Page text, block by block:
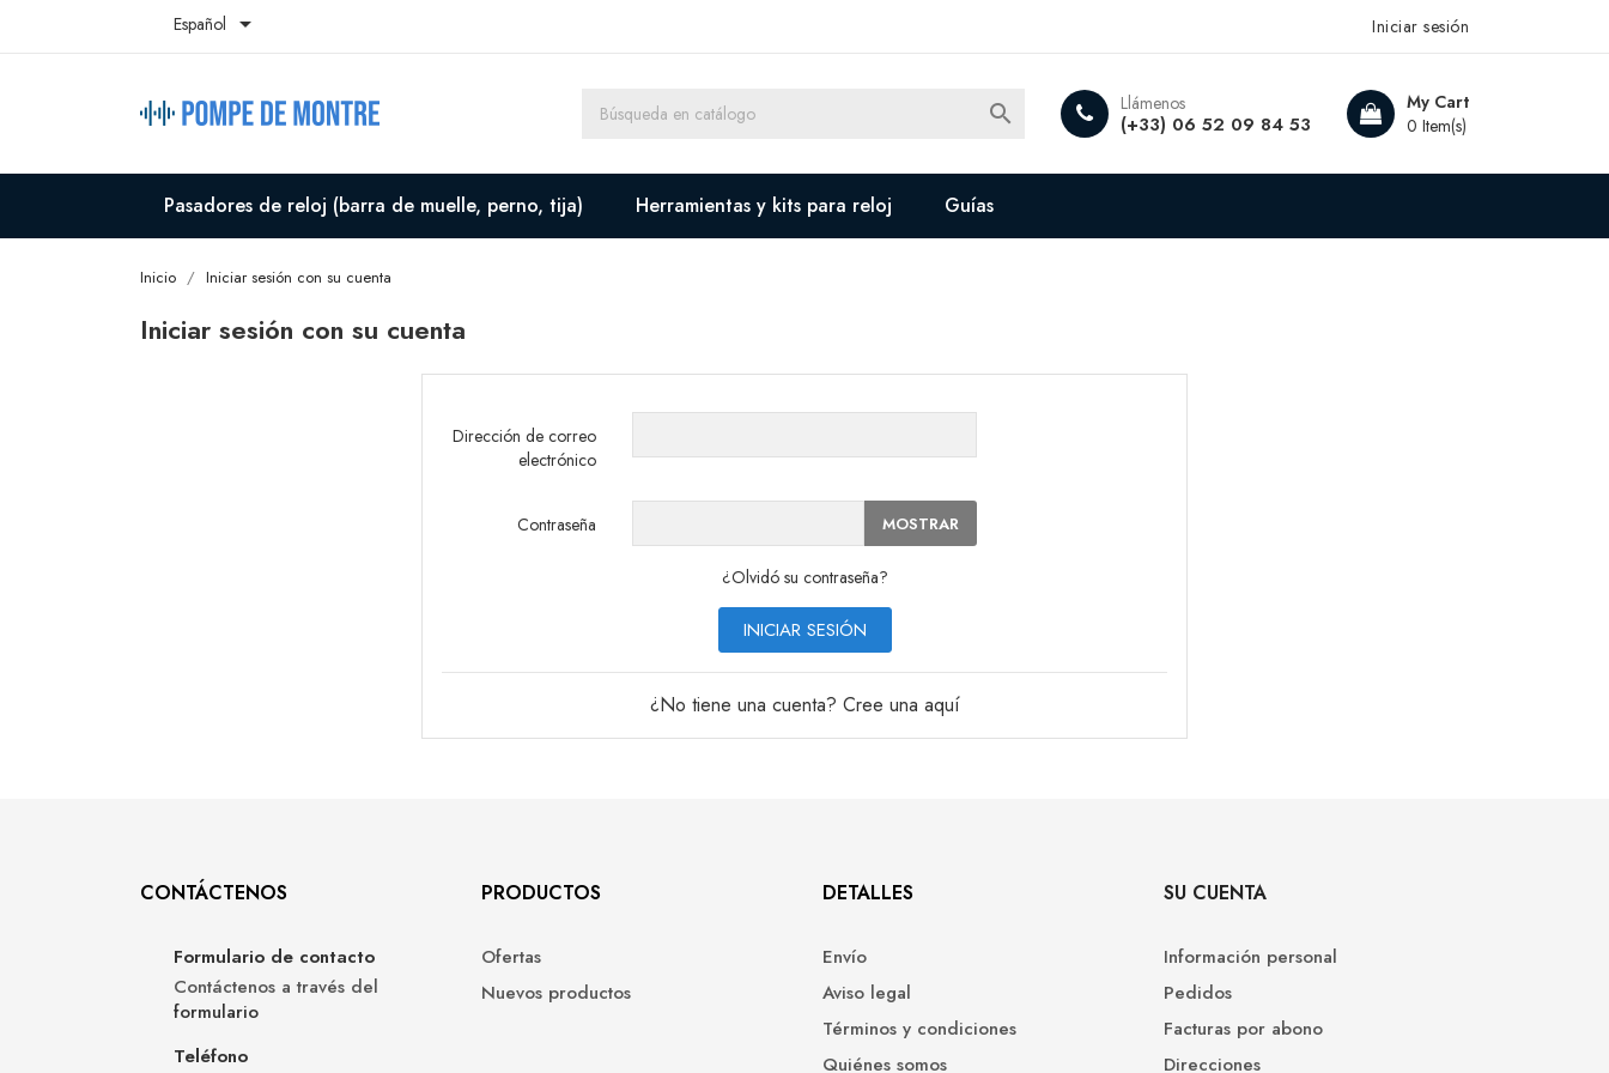
Español  Iniciar sesión
My Cart
0 Item(s)
Llámenos
(+33) 06 52 09 84 53

Pasadores de reloj (barra de muelle, perno, tija) Herramientas y kits para reloj Guías
Inicio Iniciar sesión con su cuenta
Iniciar sesión con su cuenta
Dirección de correo
electrónico
Contraseña MOSTRAR
¿Olvidó su contraseña?
INICIAR SESIÓN
¿No tiene una cuenta? Cree una aquí
CONTÁCTENOS
Formulario de contacto
Contáctenos a través del
formulario
Teléfono
PRODUCTOS
Ofertas
Nuevos productos
DETALLES
Envío
Aviso legal
Términos y condiciones
Quiénes somos
SU CUENTA
Información personal
Pedidos
Facturas por abono
Direcciones